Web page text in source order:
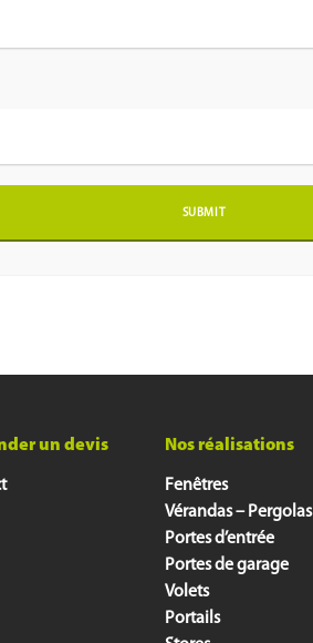
un devis Nos réalisations
Fenêtres
Vérandas – Pergolas
Portes d’entrée
Portes de garage
Volets
Portails